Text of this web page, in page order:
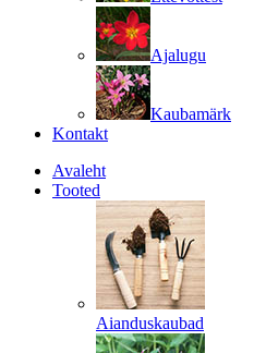
Ajalugu
Kaubamärk
Kontakt
Avaleht
Tooted
Aianduskaubad